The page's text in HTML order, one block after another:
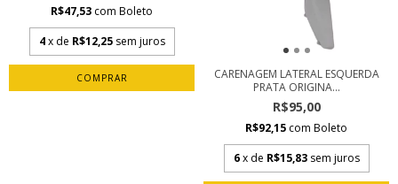
R$47,53 com Boleto
4 x de R$12,25 sem juros
CARENAGEM LATERAL ESQUERDA
PRATA ORIGINA...
R$95,00
R$92,15 com Boleto
6 x de R$15,83 sem juros